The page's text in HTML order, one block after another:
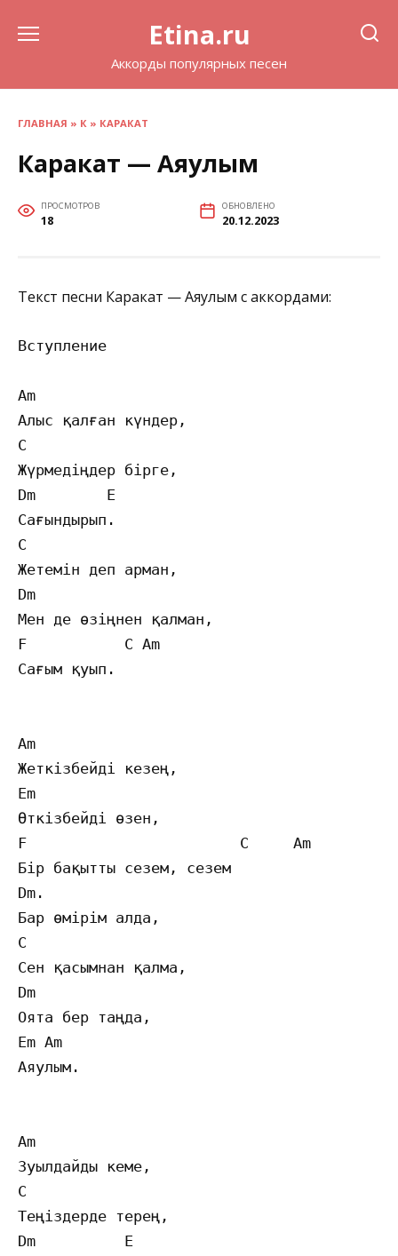
Etina.ru
Аккорды популярных песен
ГЛАВНАЯ » К » КАРАКАТ
Каракат — Аяулым
ПРОСМОТРОВ
18
ОБНОВЛЕНО
20.12.2023
Текст песни Каракат — Аяулым с аккордами:
Вступление
Am
Алыс қалған күндер,
C
Жүрмедіңдер бірге,
Dm        E
Сағындырып.
C
Жетемін деп арман,
Dm
Мен де өзіңнен қалман,
F           C Am
Сағым қуып.
Am
Жеткізбейді кезең,
Em
Өткізбейді өзен,
F                        C     Am
Бір бақытты сезем, сезем
Dm.
Бар өмірім алда,
C
Сен қасымнан қалма,
Dm
Оята бер таңда,
Em Am
Аяулым.
Am
Зуылдайды кеме,
C
Теңіздерде терең,
Dm          E